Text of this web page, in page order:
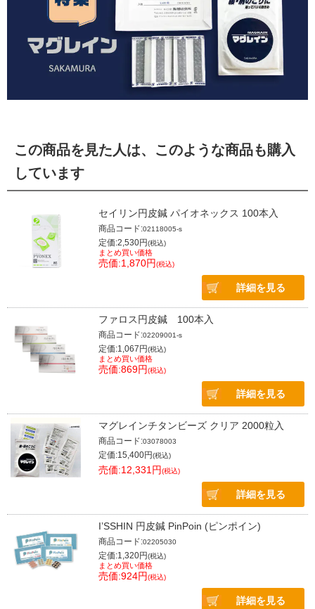
この商品を見た人は、このような商品も購入
しています
セイリン円皮鍼 パイオネックス 100本入
商品コード:02118005-s
定価:2,530円(税込)
まとめ買い価格
売価:1,870円(税込)
詳細を見る
ファロス円皮鍼 100本入
商品コード:02209001-s
定価:1,067円(税込)
まとめ買い価格
売価:869円(税込)
詳細を見る
マグレインチタンビーズ クリア 2000粒入
商品コード:03078003
定価:15,400円(税込)
売価:12,331円(税込)
詳細を見る
I’SSHIN 円皮鍼 PinPoin (ピンポイン)
商品コード:02205030
定価:1,320円(税込)
まとめ買い価格
売価:924円(税込)
詳細を見る